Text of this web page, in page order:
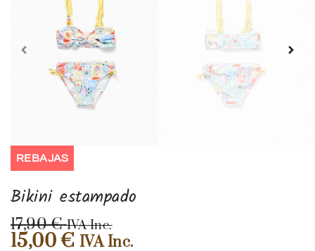
REBAJAS
Bikini estampado
17,90€ IVA Inc.
15,00€ IVA Inc.